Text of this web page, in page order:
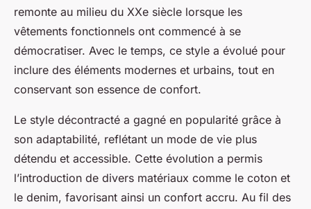
22 avril 2025 6 min de lecture
remonte au milieu du XXe siècle lorsque les
vêtements fonctionnels ont commencé à se
démocratiser. Avec le temps, ce style a évolué pour
inclure des éléments modernes et urbains, tout en
conservant son essence de confort.
Le style décontracté a gagné en popularité grâce à
son adaptabilité, reflétant un mode de vie plus
détendu et accessible. Cette évolution a permis
l’introduction de divers matériaux comme le coton et
le denim, favorisant ainsi un confort accru. Au fil des